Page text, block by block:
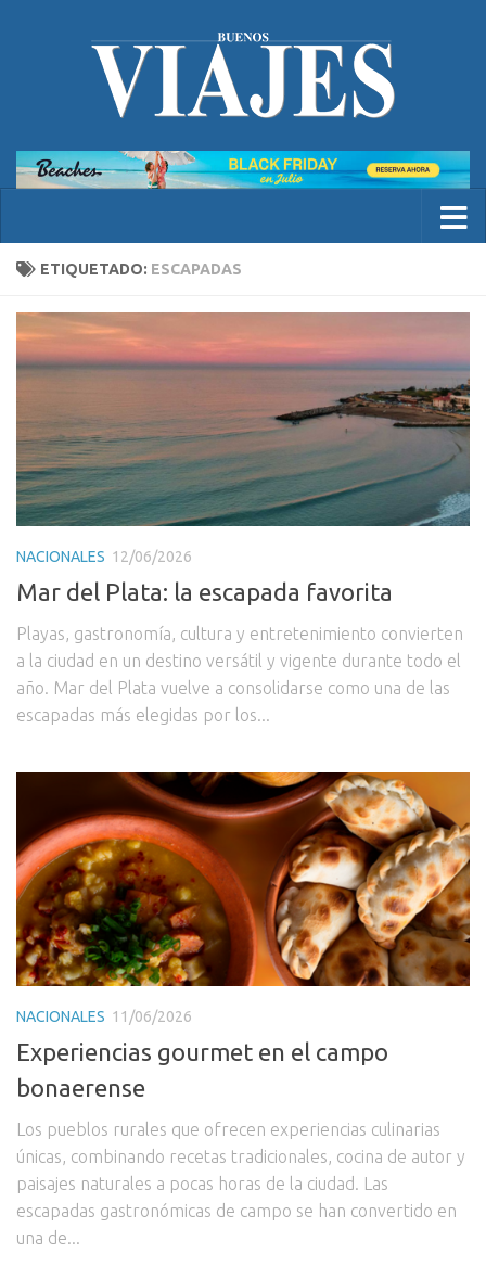
ETIQUETADO: ESCAPADAS
NACIONALES 12/06/2026
Mar del Plata: la escapada favorita
Playas, gastronomía, cultura y entretenimiento convierten
a la ciudad en un destino versátil y vigente durante todo el
año. Mar del Plata vuelve a consolidarse como una de las
escapadas más elegidas por los...
NACIONALES 11/06/2026
Experiencias gourmet en el campo
bonaerense
Los pueblos rurales que ofrecen experiencias culinarias
únicas, combinando recetas tradicionales, cocina de autor y
paisajes naturales a pocas horas de la ciudad. Las
escapadas gastronómicas de campo se han convertido en
una de...